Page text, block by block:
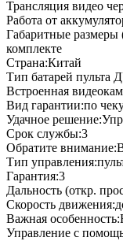
Трансляция видео
Работа от
Габаритные
комплекте
Страна:Китай
Тип батарей пульта
Встроенная
Вид гарантии:по
Удачное
Срок службы:3
Обратите
Тип
Гарантия:3
Дальность (откр.
Скорость
Важная
Управление с